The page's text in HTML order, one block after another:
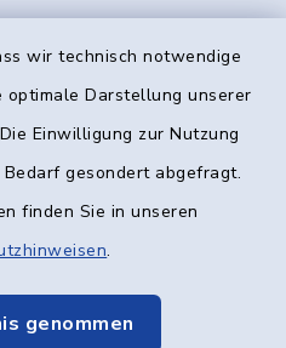
wir technisch notwendige
optimale Darstellung unserer
Einwilligung zur Nutzung
gesondert abgefragt.
finden Sie in unseren
.
genommen